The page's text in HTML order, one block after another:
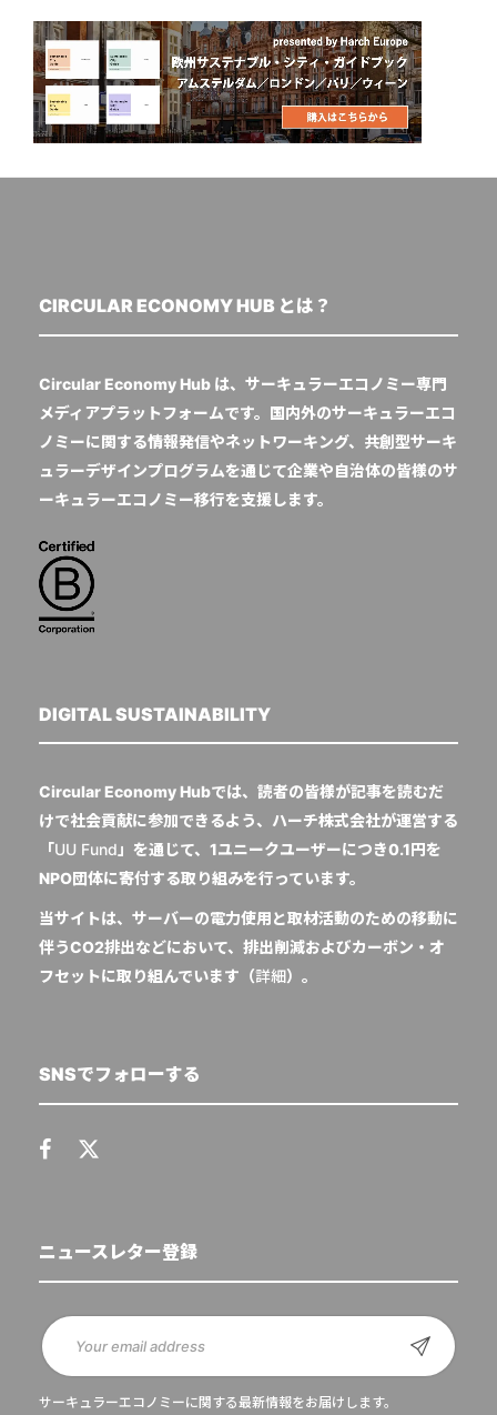
CIRCULAR ECONOMY HUB とは？
Circular Economy Hub は、サーキュラーエコノミー専門
メディアプラットフォームです。国内外のサーキュラーエコ
ノミーに関する情報発信やネットワーキング、共創型サーキ
ュラーデザインプログラムを通じて企業や自治体の皆様のサ
ーキュラーエコノミー移行を支援します。
DIGITAL SUSTAINABILITY
Circular Economy Hubでは、読者の皆様が記事を読むだ
けで社会貢献に参加できるよう、ハーチ株式会社が運営する
「UU Fund 」を通じて、1ユニークユーザーにつき0.1円を
NPO団体に寄付する取り組みを行っています。
当サイトは、サーバーの電力使用と取材活動のための移動に
伴うCO2排出などにおいて、排出削減およびカーボン・オ
フセットに取り組んでいます（詳細）。
SNSでフォローする
ニュースレター登録
サーキュラーエコノミーに関する最新情報をお届けします。